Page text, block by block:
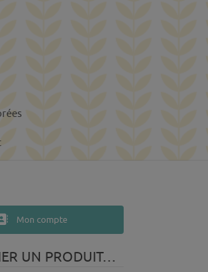
Mon compte
UN PRODUIT…